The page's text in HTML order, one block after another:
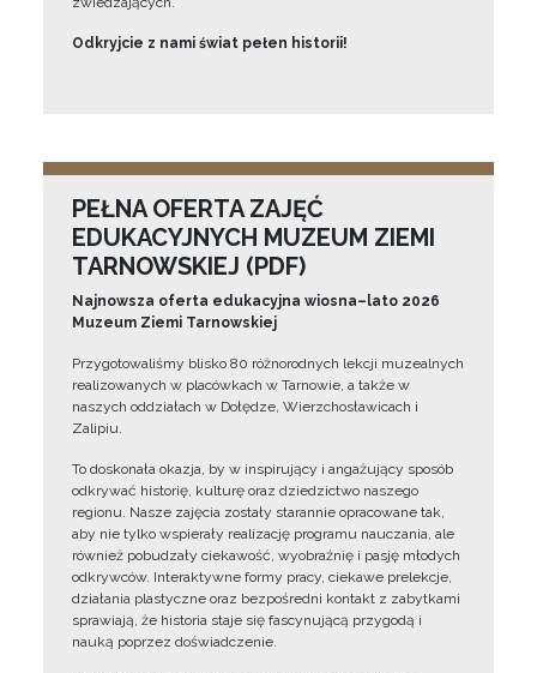
Odkryjcie z nami świat pełen historii!
PEŁNA OFERTA ZAJĘĆ
EDUKACYJNYCH MUZEUM ZIEMI
TARNOWSKIEJ (PDF)
Najnowsza oferta edukacyjna wiosna–lato 2026
Muzeum Ziemi Tarnowskiej
Przygotowaliśmy blisko 80 różnorodnych lekcji muzealnych
realizowanych w placówkach w Tarnowie, a także w
naszych oddziałach w Dołędze, Wierzchosławicach i
Zalipiu.
To doskonała okazja, by w inspirujący i angażujący sposób
odkrywać historię, kulturę oraz dziedzictwo naszego
regionu. Nasze zajęcia zostały starannie opracowane tak,
aby nie tylko wspierały realizację programu nauczania, ale
również pobudzały ciekawość, wyobraźnię i pasję młodych
odkrywców. Interaktywne formy pracy, ciekawe prelekcje,
działania plastyczne oraz bezpośredni kontakt z zabytkami
sprawiają, że historia staje się fascynującą przygodą i
nauką poprzez doświadczenie.